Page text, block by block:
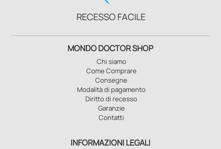
RECESSO FACILE
MONDO DOCTOR SHOP
Chi siamo
Come Comprare
Consegne
Modalità di pagamento
Diritto di recesso
Garanzie
Contatti
INFORMAZIONI LEGALI